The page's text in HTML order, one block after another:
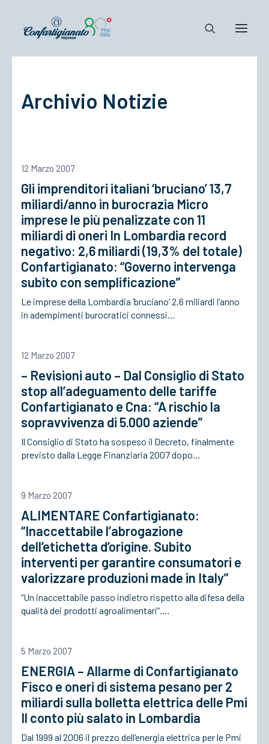
Confartigianato
Cosa Facciamo
Associarsi
ACCEDI
Archivio Notizie
12 Marzo 2007
Gli imprenditori italiani ‘bruciano’ 13,7
miliardi/anno in burocrazia Micro
imprese le più penalizzate con 11
miliardi di oneri In Lombardia record
negativo: 2,6 miliardi (19,3% del totale)
Confartigianato: “Governo intervenga
subito con semplificazione”
Le imprese della Lombardia ‘bruciano’ 2,6 miliardi l’anno
in adempimenti burocratici connessi…
12 Marzo 2007
– Revisioni auto – Dal Consiglio di Stato
stop all’adeguamento delle tariffe
Confartigianato e Cna: “A rischio la
sopravvivenza di 5.000 aziende”
Il Consiglio di Stato ha sospeso il Decreto, finalmente
previsto dalla Legge Finanziaria 2007 dopo…
9 Marzo 2007
ALIMENTARE Confartigianato:
“Inaccettabile l’abrogazione
dell’etichetta d’origine. Subito
interventi per garantire consumatori e
valorizzare produzioni made in Italy”
“Un inaccettabile passo indietro rispetto alla difesa della
qualità dei prodotti agroalimentari”.…
5 Marzo 2007
ENERGIA – Allarme di Confartigianato
Fisco e oneri di sistema pesano per 2
miliardi sulla bolletta elettrica delle Pmi
Il conto più salato in Lombardia
Dal 1999 al 2006 il prezzo dell’energia elettrica per le Pmi